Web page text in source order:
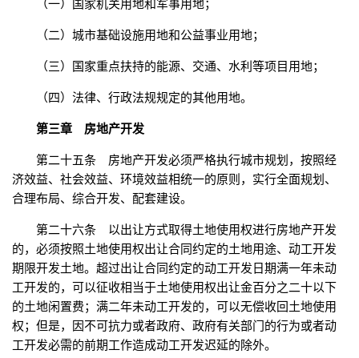
（一）国家机关用地和军事用地；
（二）城市基础设施用地和公益事业用地；
（三）国家重点扶持的能源、交通、水利等项目用地；
（四）法律、行政法规规定的其他用地。
第三章 房地产开发
第二十五条 房地产开发必须严格执行城市规划，按照经
济效益、社会效益、环境效益相统一的原则，实行全面规划、
合理布局、综合开发、配套建设。
第二十六条 以出让方式取得土地使用权进行房地产开发
的，必须按照土地使用权出让合同约定的土地用途、动工开发
期限开发土地。超过出让合同约定的动工开发日期满一年未动
工开发的，可以征收相当于土地使用权出让金百分之二十以下
的土地闲置费；满二年未动工开发的，可以无偿收回土地使用
权；但是，因不可抗力或者政府、政府有关部门的行为或者动
工开发必需的前期工作造成动工开发迟延的除外。